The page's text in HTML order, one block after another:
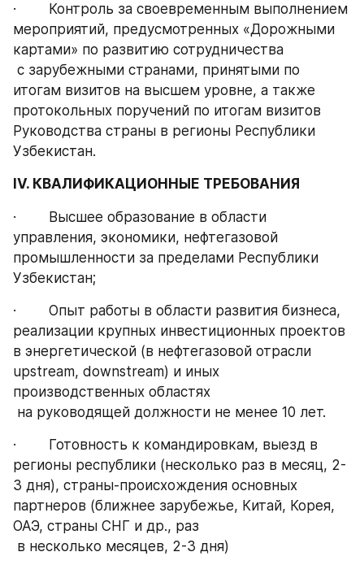
·        Контроль за своевременным выполнением
мероприятий, предусмотренных «Дорожными
картами» по развитию сотрудничества
итогам визитов на высшем уровне, а также
протокольных поручений по итогам визитов
Руководства страны в регионы Республики
Узбекистан.
IV. КВАЛИФИКАЦИОННЫЕ ТРЕБОВАНИЯ
·        Высшее образование в области
управления, экономики, нефтегазовой
промышленности за пределами Республики
Узбекистан;
·        Опыт работы в области развития бизнеса,
реализации крупных инвестиционных проектов
в энергетической (в нефтегазовой отрасли
upstream, downstream) и иных
производственных областях
на руководящей должности не менее 10 лет.
·        Готовность к командировкам, выезд в
регионы республики (несколько раз в месяц, 2-
3 дня), страны-происхождения основных
партнеров (ближнее зарубежье, Китай, Корея,
ОАЭ, страны СНГ и др., раз
в несколько месяцев, 2-3 дня)